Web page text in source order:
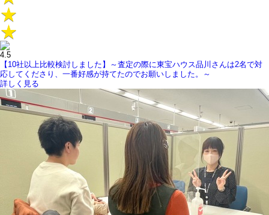
4.5
【10社以上比較検討しました】～査定の際に東宝ハウス品川さんは2名で対
応してくださり、一番好感が持てたのでお願いしました。～
詳しく見る